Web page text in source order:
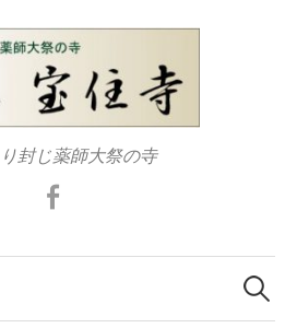
封じ薬師大祭の寺
検
索: